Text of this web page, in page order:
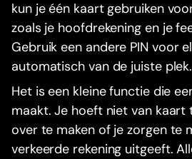
kun je één kaart gebruiken
zoals je hoofdrekening en je
Gebruik een andere PIN voor
automatisch van de juiste plek.
Het is een kleine functie die
maakt. Je hoeft niet van kaart
over te maken of je zorgen te
verkeerde rekening uitgeeft.